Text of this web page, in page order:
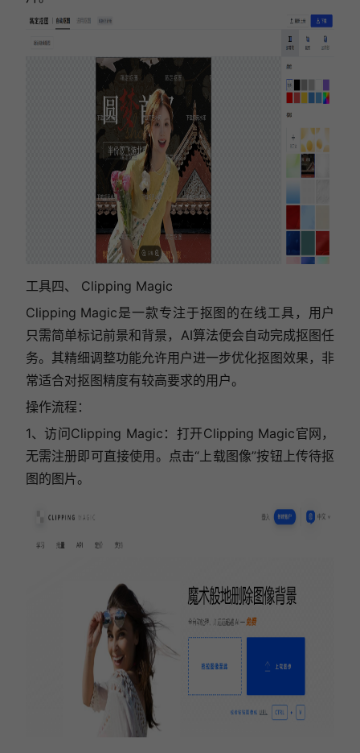
工具四、
Clipping Magic
Clipping Magic是一款专注于抠图的在线工具，用户
只需简单标记前景和背景，AI算法便会自动完成抠图任
务。其精细调整功能允许用户进一步优化抠图效果，非
常适合对抠图精度有较高要求的用户。
操作流程：
1、访问Clipping Magic：打开Clipping Magic官网，
无需注册即可直接使用。点击“上载图像”按钮上传待抠
图的图片。